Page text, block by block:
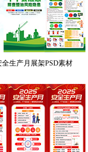
生产月展架PSD素材